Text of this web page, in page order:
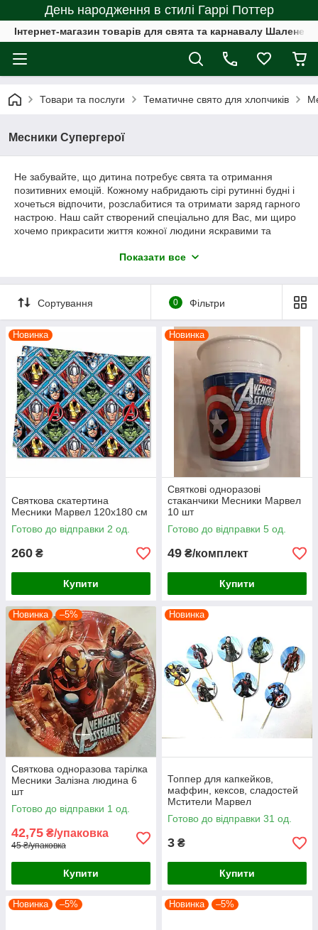
День народження в стилі Гаррі Поттер
Інтернет-магазин товарів для свята та карнавалу Шалене
Товари та послуги Тематичне свято для хлопчиків
Месники Супергерої
Не забувайте, що дитина потребує свята та отримання
позитивних емоцій. Кожному набридають сірі рутинні будні і
хочеться відпочити, розслабитися та отримати заряд гарного
настрою. Наш сайт створений спеціально для Вас, ми щиро
хочемо прикрасити життя кожної людини яскравими та
Додайте до свого життя інших фарб
Показати все
Сортування 0 Фільтри
Новинка
Святкова скатертина
Месники Марвел 120х180 см
Готово до відправки 2 од.
260 ₴
Купити
Новинка
Святкові одноразові
стаканчики Месники Марвел
10 шт
Готово до відправки 5 од.
49 ₴/комплект
Купити
Новинка –5%
Святкова одноразова тарілка
Месники Залізна людина 6
шт
Готово до відправки 1 од.
42,75 ₴/упаковка
45 ₴/упаковка
Купити
Новинка
Топпер для капкейков,
маффин, кексов, сладостей
Мстители Марвел
Готово до відправки 31 од.
3 ₴
Купити
Новинка –5% Новинка –5%